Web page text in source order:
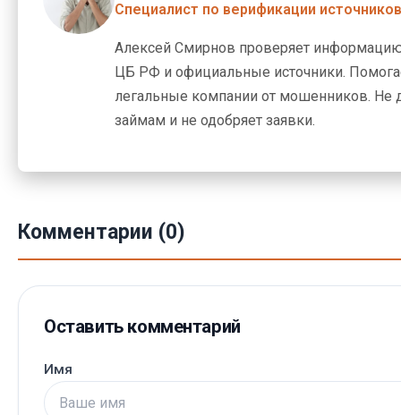
Специалист по верификации
Алексей Смирнов проверяет
ЦБ РФ и официальные источники.
легальные компании от мошенников. Не
займам и не одобряет заявки.
Комментарии (0)
Оставить комментарий
Имя